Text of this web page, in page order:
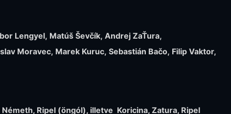
Lengyel, Matúš Ševčík, Andrej ZaŤura,
Moravec, Marek Kuruc, Sebastián Bačo, Filip Vaktor,
Ripel (öngól), illetve Koricina, Zatura, Ripel